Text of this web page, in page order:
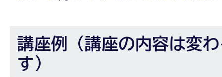
講座例（講座の内容は変
す）